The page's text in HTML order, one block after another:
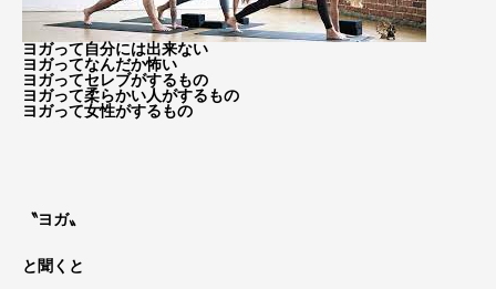
ヨガって自分には出来ない
ヨガってなんだか怖い
ヨガってセレブがするもの
ヨガって柔らかい人がするもの
ヨガって女性がするもの
〝ヨガ〟
と聞くと